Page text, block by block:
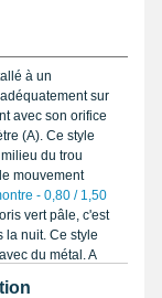
à un
sur
avec son orifice
(A). Ce style
du trou
mouvement
- 0,80 / 1,50
vert pâle, c'est
la nuit. Ce style
du métal. A